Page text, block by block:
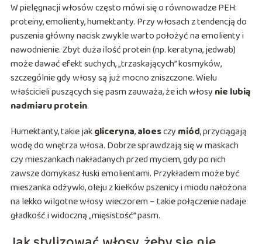
W pielęgnacji włosów często mówi się o równowadze PEH:
proteiny, emolienty, humektanty. Przy włosach z tendencją do
puszenia główny nacisk zwykle warto położyć na emolienty i
nawodnienie. Zbyt duża ilość protein (np. keratyna, jedwab)
może dawać efekt suchych, „trzaskających” kosmyków,
szczególnie gdy włosy są już mocno zniszczone. Wielu
właścicieli puszących się pasm zauważa, że ich włosy nie lubią
nadmiaru protein.
Humektanty, takie jakgliceryna,aloesczy miód, przyciągają
wodę do wnętrza włosa. Dobrze sprawdzają się w maskach
czy mieszankach nakładanych przed myciem, gdy po nich
zawsze domykasz łuski emolientami. Przykładem może być
mieszanka odżywki, oleju z kiełków pszenicy i miodu nałożona
na lekko wilgotne włosy wieczorem – takie połączenie nadaje
gładkość i widoczną „mięsistość” pasm.